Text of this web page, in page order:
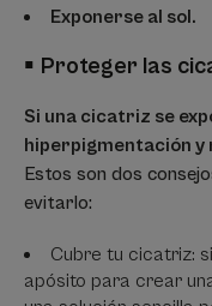
Exponerse al sol.
▪ Proteger las
Si una cicatriz se
hiperpigmentación
Estos son dos
evitarlo:
Cubre tu cicatriz:
apósito para crear